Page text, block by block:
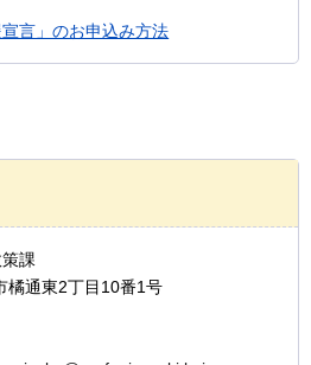
宣言」のお申込み方法
策課
通東2丁目10番1号